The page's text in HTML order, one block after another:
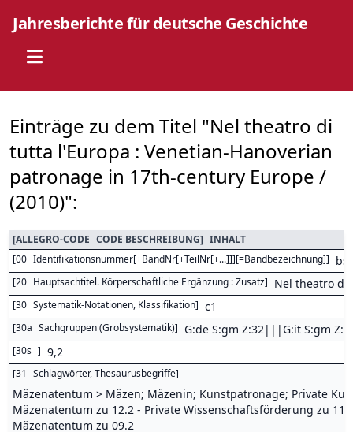
Jahresberichte für deutsche Geschichte
Open main menu
Einträge zu dem Titel "Nel theatro di
tutta l'Europa : Venetian-Hanoverian
patronage in 17th-century Europe /
(2010)":
[ALLEGRO-CODE CODE BESCHREIBUNG] INHALT
[00 Identifikationsnummer[+BandNr[+TeilNr[+...]]][=Bandbezeichnung]]
[20 Hauptsachtitel. Körperschaftliche Ergänzung : Zusatz] Nel theatro di
[30 Systematik-Notationen, Klassifikation] c1
[30a Sachgruppen (Grobsystematik)] G:de S:gm Z:32|||G:it S:gm
[30s ] 9,2
[31 Schlagwörter, Thesaurusbegriffe]
Mäzenatentum > Mäzen; Mäzenin; Kunstpatronage; Private
Mäzenatentum zu 12.2 - Private Wissenschaftsförderung zu
Mäzenatentum zu 09.2